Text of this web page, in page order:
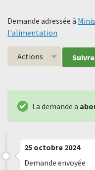
Demande adressée à
l'alimentation
Actions Suivre
La demande a
25 octobre 2024
Demande envoyée